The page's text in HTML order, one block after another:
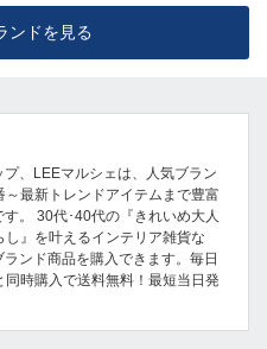
ンドを見る
、LEEマルシェは、人気ブラン
～最新トレンドアイテムまで豊富
。 30代･40代の『きれいめ大人
』を叶えるインテリア雑貨な
ンド商品を購入できます。毎日
時購入で送料無料！最短当日発